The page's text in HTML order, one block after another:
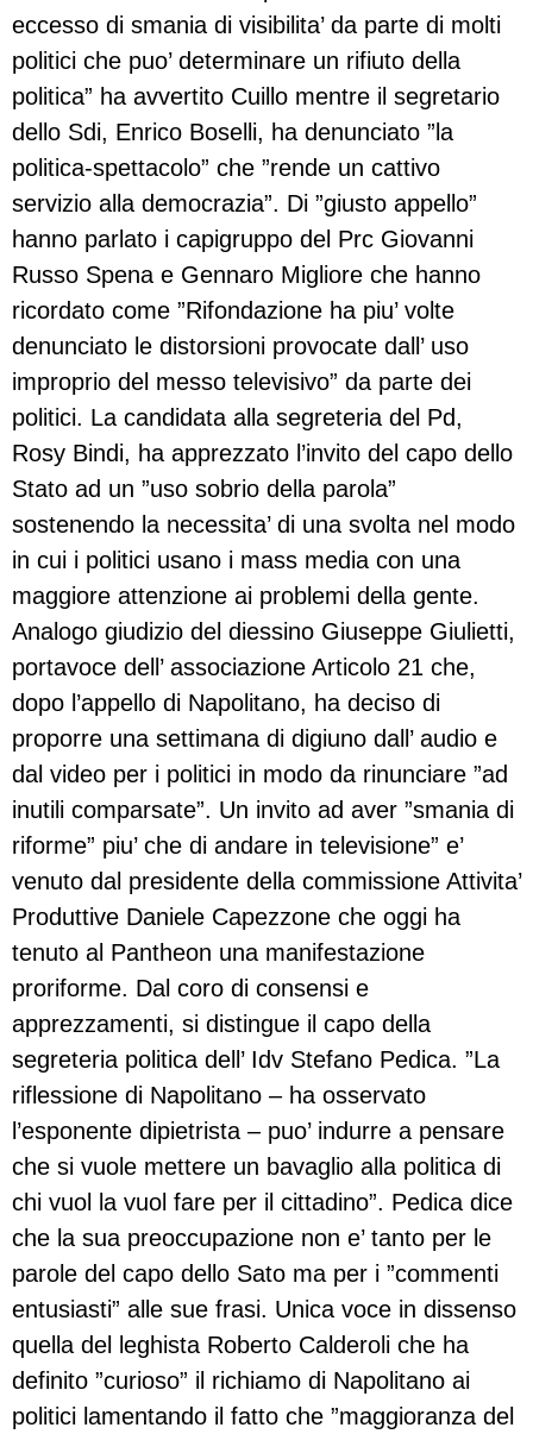
eccesso di smania di visibilita’ da parte di molti
politici che puo’ determinare un rifiuto della
politica” ha avvertito Cuillo mentre il segretario
dello Sdi, Enrico Boselli, ha denunciato ”la
politica-spettacolo” che ”rende un cattivo
servizio alla democrazia”. Di ”giusto appello”
hanno parlato i capigruppo del Prc Giovanni
Russo Spena e Gennaro Migliore che hanno
ricordato come ”Rifondazione ha piu’ volte
denunciato le distorsioni provocate dall’ uso
improprio del messo televisivo” da parte dei
politici. La candidata alla segreteria del Pd,
Rosy Bindi, ha apprezzato l’invito del capo dello
Stato ad un ”uso sobrio della parola”
sostenendo la necessita’ di una svolta nel modo
in cui i politici usano i mass media con una
maggiore attenzione ai problemi della gente.
Analogo giudizio del diessino Giuseppe Giulietti,
portavoce dell’ associazione Articolo 21 che,
dopo l’appello di Napolitano, ha deciso di
proporre una settimana di digiuno dall’ audio e
dal video per i politici in modo da rinunciare ”ad
inutili comparsate”. Un invito ad aver ”smania di
riforme” piu’ che di andare in televisione” e’
venuto dal presidente della commissione Attivita’
Produttive Daniele Capezzone che oggi ha
tenuto al Pantheon una manifestazione
proriforme. Dal coro di consensi e
apprezzamenti, si distingue il capo della
segreteria politica dell’ Idv Stefano Pedica. ”La
riflessione di Napolitano – ha osservato
l’esponente dipietrista – puo’ indurre a pensare
che si vuole mettere un bavaglio alla politica di
chi vuol la vuol fare per il cittadino”. Pedica dice
che la sua preoccupazione non e’ tanto per le
parole del capo dello Sato ma per i ”commenti
entusiasti” alle sue frasi. Unica voce in dissenso
quella del leghista Roberto Calderoli che ha
definito ”curioso” il richiamo di Napolitano ai
politici lamentando il fatto che ”maggioranza del